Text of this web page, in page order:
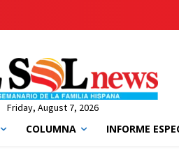
Friday, August 7, 2026
COLUMNA INFORME